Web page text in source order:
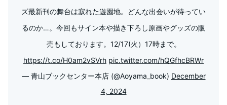
ズ最新刊の舞台は寂れた遊園地。どんな出会いが待ってい
るのか…。今回もサイン本や描き下ろし原画やグッズの販
売もしております。12/17(火）17時まで。
https://t.co/H0am2vSVrh pic.twitter.com/hQGfhcBRWr
— 青山ブックセンター本店 (@Aoyama_book) December
4, 2024